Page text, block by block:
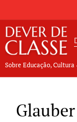
Sobre Educação,